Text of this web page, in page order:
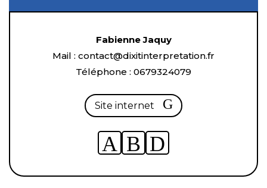
Fabienne Jaquy
Mail : contact@dixitinterpretation.fr
Téléphone : 0679324079
Site internet
https://www.linkedin.com/in/
https://www.facebook.com/
mibextid=wwXIfr
https://